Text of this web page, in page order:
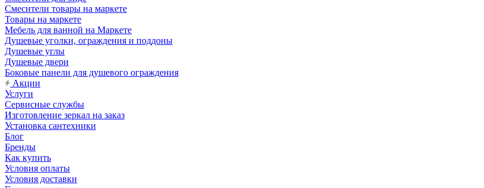
Смесители товары на маркете
Товары на маркете
Мебель для ванной на Маркете
Душевые уголки, ограждения и поддоны
Душевые углы
Душевые двери
Боковые панели для душевого ограждения
Акции
Услуги
Сервисные службы
Изготовление зеркал на заказ
Установка сантехники
Блог
Бренды
Как купить
Условия оплаты
Условия доставки